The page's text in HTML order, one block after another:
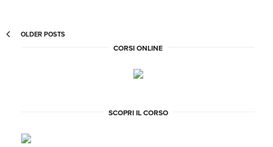
OLDER POSTS
CORSI ONLINE
SCOPRI IL CORSO